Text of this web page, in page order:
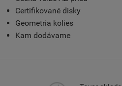
Certifikované disky
Geometria kolies
Kam dodávame